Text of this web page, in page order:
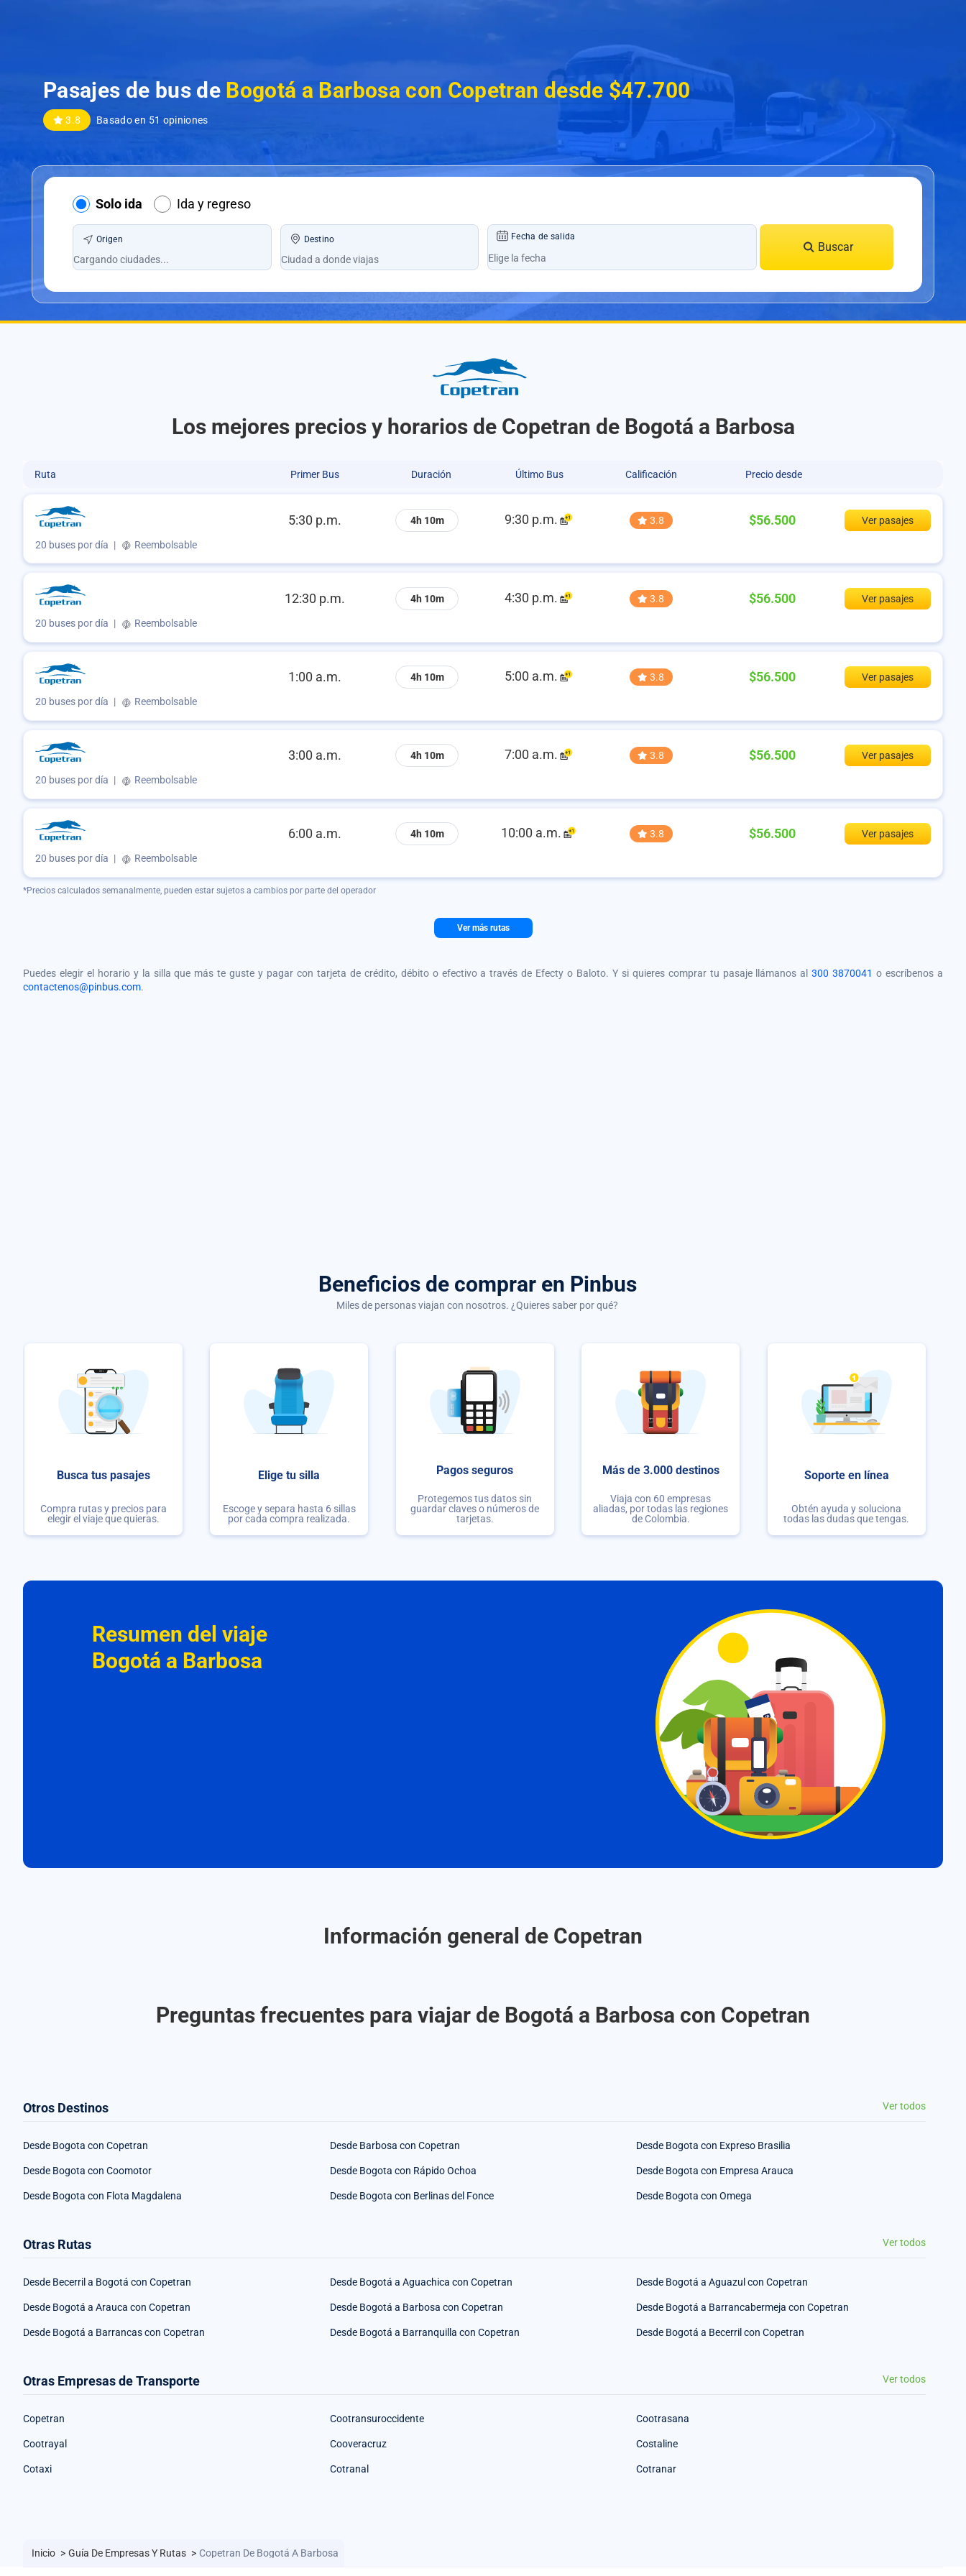
Pasajes de bus de Bogotá a Barbosa con Copetran desde $47.700
3.8 Basado en 51 opiniones
Solo ida Ida y regreso
Origen Destino Fecha de salida
Buscar
Los mejores precios y horarios de Copetran de Bogotá a Barbosa
Ruta Primer Bus Duración Último Bus Calificación Precio desde
5:30 p.m. 4h 10m 9:30 p.m. 3.8 $56.500 Ver pasajes
20 buses por día | Reembolsable
12:30 p.m. 4h 10m 4:30 p.m. 3.8 $56.500 Ver pasajes
20 buses por día | Reembolsable
1:00 a.m. 4h 10m 5:00 a.m. 3.8 $56.500 Ver pasajes
20 buses por día | Reembolsable
3:00 a.m. 4h 10m 7:00 a.m. 3.8 $56.500 Ver pasajes
20 buses por día | Reembolsable
6:00 a.m. 4h 10m 10:00 a.m. 3.8 $56.500 Ver pasajes
20 buses por día | Reembolsable
*Precios calculados semanalmente, pueden estar sujetos a cambios por parte del operador
Ver más rutas
Puedes elegir el horario y la silla que más te guste y pagar con tarjeta de crédito, débito o efectivo a través de Efecty o Baloto. Y si quieres comprar tu pasaje llámanos al300 3870041 o escríbenos a
contactenos@pinbus.com.
Beneficios de comprar en Pinbus
Miles de personas viajan con nosotros. ¿Quieres saber por qué?
Busca tus pasajes
Compra rutas y precios para
elegir el viaje que quieras.
Elige tu silla
Escoge y separa hasta 6 sillas
por cada compra realizada.
Pagos seguros
Protegemos tus datos sin
guardar claves o números de
tarjetas.
Más de 3.000 destinos
Viaja con 60 empresas
aliadas, por todas las regiones
de Colombia.
Soporte en línea
Obtén ayuda y soluciona
todas las dudas que tengas.
Resumen del viaje
Bogotá a Barbosa
Información general de Copetran
Preguntas frecuentes para viajar de Bogotá a Barbosa con Copetran
Otros Destinos Ver todos
Desde Bogota con Copetran Desde Barbosa con Copetran Desde Bogota con Expreso Brasilia
Desde Bogota con Coomotor Desde Bogota con Rápido Ochoa Desde Bogota con Empresa Arauca
Desde Bogota con Flota Magdalena Desde Bogota con Berlinas del Fonce Desde Bogota con Omega
Otras Rutas Ver todos
Desde Becerril a Bogotá con Copetran Desde Bogotá a Aguachica con Copetran Desde Bogotá a Aguazul con Copetran
Desde Bogotá a Arauca con Copetran Desde Bogotá a Barbosa con Copetran Desde Bogotá a Barrancabermeja con Copetran
Desde Bogotá a Barrancas con Copetran Desde Bogotá a Barranquilla con Copetran Desde Bogotá a Becerril con Copetran
Otras Empresas de Transporte Ver todos
Copetran Cootransuroccidente Cootrasana
Cootrayal Cooveracruz Costaline
Cotaxi Cotranal Cotranar
Inicio > Guía De Empresas Y Rutas > Copetran De Bogotá A Barbosa